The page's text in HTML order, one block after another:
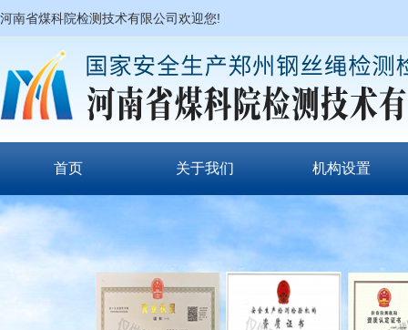
河南省煤科院检测技术有限公司欢迎您!
首页 关于我们 机构设置